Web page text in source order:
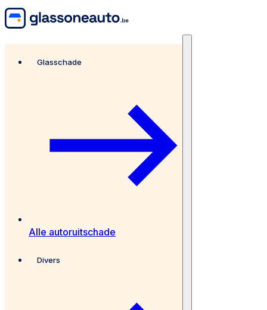
Glasschade
Alle autoruitschade
Divers